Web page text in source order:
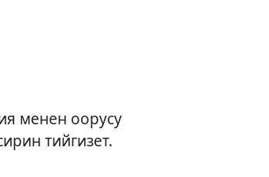
менен оорусу
тийгизет.